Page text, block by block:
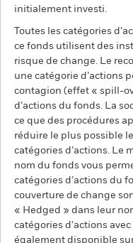
initialement investi.
Toutes les catégories
ce fonds utilisent des
risque de change. Le
une catégorie d’actions
contagion (effet « spill-
d’actions du fonds. La
ce que des procédures
réduire le plus possible
catégories d’actions. Le
nom du fonds vous
catégories d’actions du
couverture de change
« Hedged » dans leur
catégories d'actions
également disponible